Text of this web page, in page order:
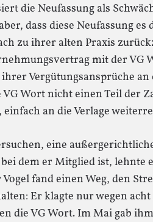
die Neufassung als
dass diese Neufassung es
zu ihrer alten Praxis
mit der VG
Vergütungsansprüche an
Wort nicht einen Teil der
an die Verlage
eine
dem er Mitglied ist, lehnte
fand einen Weg, den
Er klagte nur wegen
die VG Wort. Im Mai gab